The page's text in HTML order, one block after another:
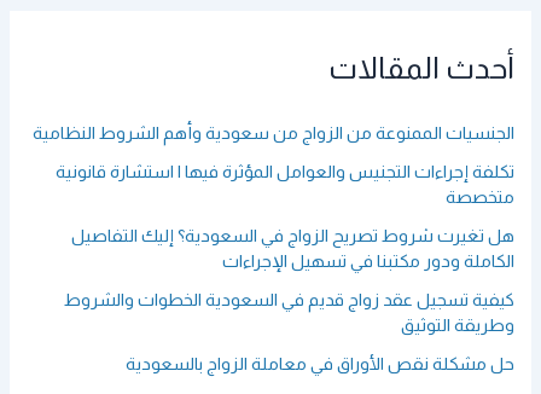
ع
ن
أحدث المقالات
الجنسيات الممنوعة من الزواج من سعودية وأهم الشروط النظامية
تكلفة إجراءات التجنيس والعوامل المؤثرة فيها | استشارة قانونية
متخصصة
هل تغيرت شروط تصريح الزواج في السعودية؟ إليك التفاصيل
الكاملة ودور مكتبنا في تسهيل الإجراءات
كيفية تسجيل عقد زواج قديم في السعودية الخطوات والشروط
وطريقة التوثيق
حل مشكلة نقص الأوراق في معاملة الزواج بالسعودية